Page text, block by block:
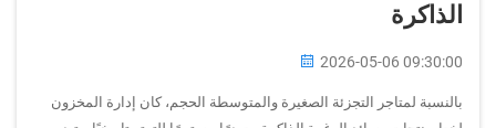
الذاكرة
2026-05-06 09:30:00
بالنسبة لمتاجر التجزئة الصغيرة والمتوسطة الحجم، كان إدارة المخزون